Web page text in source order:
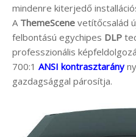
mindenre kiterjedő
A ThemeScene vetítőcsalád
felbontású egychipes DLP
professzionális
700:1 ANSI kontrasztarány
gazdagsággal párosítja.